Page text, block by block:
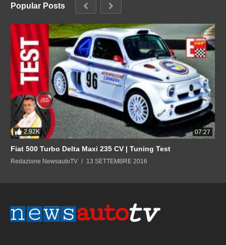
Popular Posts
2.92K 07:27
Fiat 500 Turbo Delta Maxi 235 CV | Tuning Test
Redazione NewsautoTV 13 SETTEMBRE 2016